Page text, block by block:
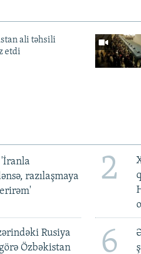
ali təhsili
etdi
razılaşmaya
2
Rusiya
Özbəkistan
6